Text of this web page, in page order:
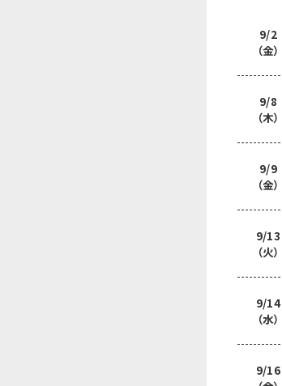
9/2
（金）
9/8
（木）
9/9
（金）
9/13
（火）
9/14
（水）
9/16